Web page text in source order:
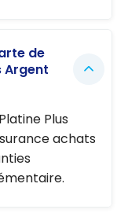
de
Argent
Plus
achats